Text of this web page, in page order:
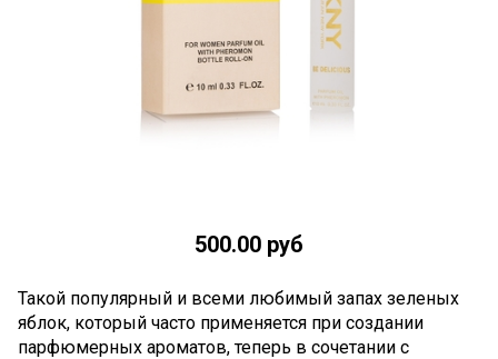
500.00 руб
Такой популярный и всеми любимый запах зеленых
яблок, который часто применяется при создании
парфюмерных ароматов, теперь в сочетании с